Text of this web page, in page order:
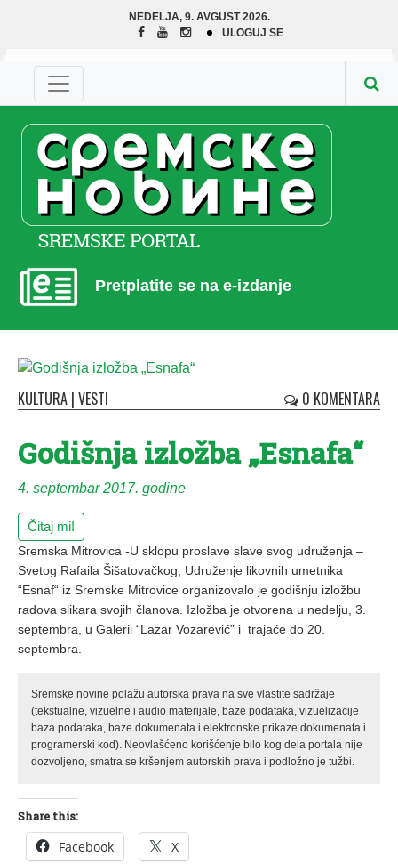
NEDELJA, 9. AVGUST 2026.
ULOGUJ SE
Pretplatite se na e-izdanje
KULTURA | VESTI 0 KOMENTARA
Godišnja izložba „Esnafa“
4. septembar 2017. godine
Čitaj mi!
Sremska Mitrovica -U sklopu proslave slave svog udruženja –
Svetog Rafaila Šišatovačkog, Udruženje likovnih umetnika
“Esnaf“ iz Sremske Mitrovice organizovalo je godišnju izložbu
radova slikara svojih članova. Izložba je otvorena u nedelju, 3.
septembra, u Galerii “Lazar Vozarević” i trajaće do 20.
septembra.
Sremske novine polažu autorska prava na sve vlastite sadržaje
(tekstualne, vizuelne i audio materijale, baze podataka, vizuelizacije
baza podataka, baze dokumenata i elektronske prikaze dokumenata i
programerski kod). Neovlašćeno korišćenje bilo kog dela portala nije
dozvoljeno, smatra se kršenjem autorskih prava i podložno je tužbi.
Share this:
Facebook X